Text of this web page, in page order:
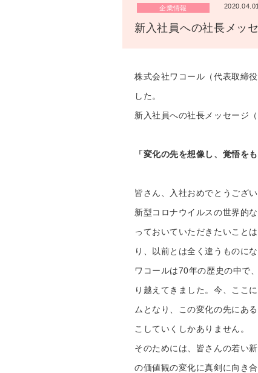
店舗検索
新着情報
重要なお知らせ
公式アプリ
ニュース＆トピッ
企業情報
企業情報 2020.04.01
新入社員への社長メッ
株式会社ワコール（代表取締
した。
新入社員への社長メッセージ
「変化の先を想像し、覚悟を
皆さん、入社おめでとうござ
新型コロナウイルスの世界的
っておいていただきたいこと
り、以前とは全く違うものに
ワコールは70年の歴史の中で
り越えてきました。今、ここ
ムとなり、この変化の先にあ
こしていくしかありません。
そのためには、皆さんの若い
の価値観の変化に真剣に向き